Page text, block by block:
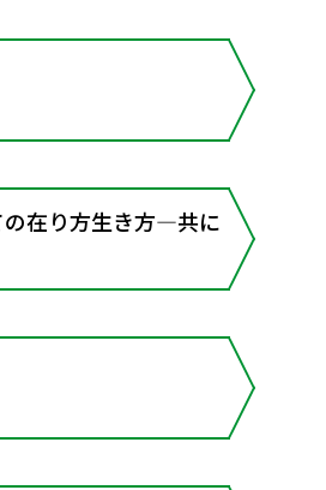
在り方生き方―共に